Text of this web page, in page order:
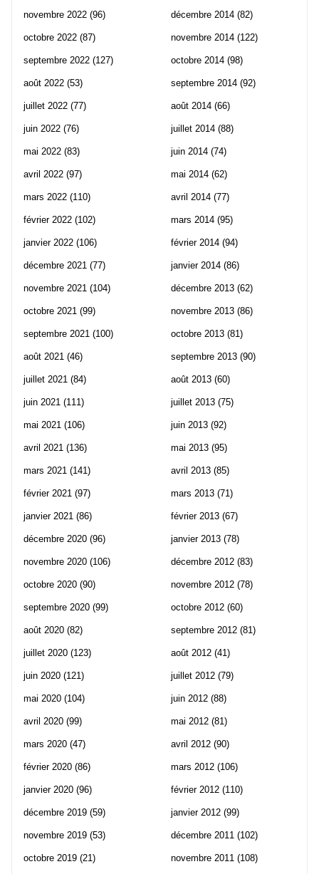
novembre 2022 (96)
octobre 2022 (87)
septembre 2022 (127)
août 2022 (53)
juillet 2022 (77)
juin 2022 (76)
mai 2022 (83)
avril 2022 (97)
mars 2022 (110)
février 2022 (102)
janvier 2022 (106)
décembre 2021 (77)
novembre 2021 (104)
octobre 2021 (99)
septembre 2021 (100)
août 2021 (46)
juillet 2021 (84)
juin 2021 (111)
mai 2021 (106)
avril 2021 (136)
mars 2021 (141)
février 2021 (97)
janvier 2021 (86)
décembre 2020 (96)
novembre 2020 (106)
octobre 2020 (90)
septembre 2020 (99)
août 2020 (82)
juillet 2020 (123)
juin 2020 (121)
mai 2020 (104)
avril 2020 (99)
mars 2020 (47)
février 2020 (86)
janvier 2020 (96)
décembre 2019 (59)
novembre 2019 (53)
octobre 2019 (21)
décembre 2014 (82)
novembre 2014 (122)
octobre 2014 (98)
septembre 2014 (92)
août 2014 (66)
juillet 2014 (88)
juin 2014 (74)
mai 2014 (62)
avril 2014 (77)
mars 2014 (95)
février 2014 (94)
janvier 2014 (86)
décembre 2013 (62)
novembre 2013 (86)
octobre 2013 (81)
septembre 2013 (90)
août 2013 (60)
juillet 2013 (75)
juin 2013 (92)
mai 2013 (95)
avril 2013 (85)
mars 2013 (71)
février 2013 (67)
janvier 2013 (78)
décembre 2012 (83)
novembre 2012 (78)
octobre 2012 (60)
septembre 2012 (81)
août 2012 (41)
juillet 2012 (79)
juin 2012 (88)
mai 2012 (81)
avril 2012 (90)
mars 2012 (106)
février 2012 (110)
janvier 2012 (99)
décembre 2011 (102)
novembre 2011 (108)